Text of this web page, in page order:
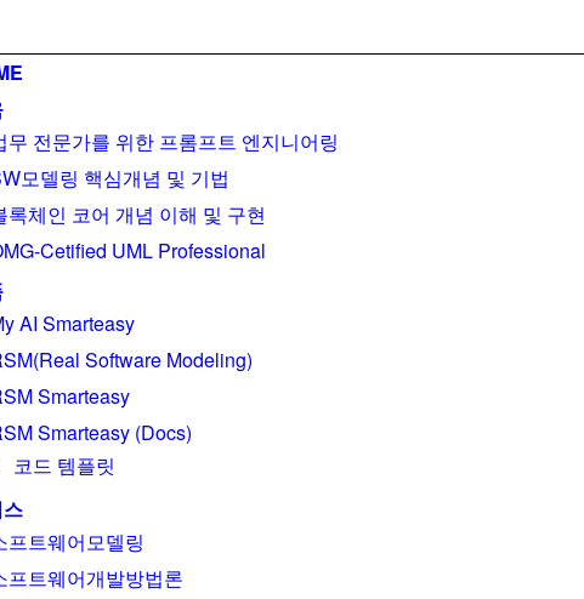
무 전문가를 위한 프롬프트 엔지니어링
모델링 핵심개념 및 기법
록체인 코어 개념 이해 및 구현
Cetified UML Professional
AI Smarteasy
Software Modeling)
Smarteasy
Smarteasy (Docs)
코드 템플릿
프트웨어모델링
프트웨어개발방법론